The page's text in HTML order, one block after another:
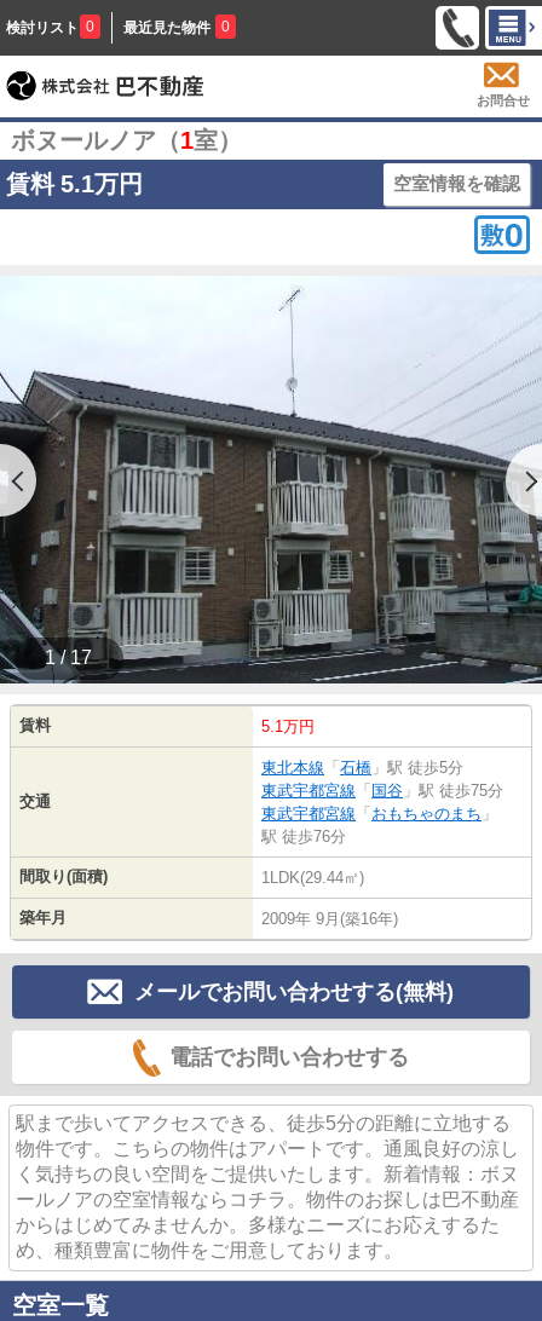
検討リスト 0 最近見た物件 0
お問合せ
ボヌールノア（1室）
賃料 5.1万円 空室情報を確認
1 / 17
賃料 5.1万円
交通
東北本線 「 石橋 」駅 徒歩5分
東武宇都宮線 「 国谷 」駅 徒歩75分
東武宇都宮線 「 おもちゃのまち 」
駅 徒歩76分
間取り(面積) 1LDK(29.44㎡)
築年月 2009年 9月(築16年)
メールでお問い合わせする(無料)
電話でお問い合わせする
駅まで歩いてアクセスできる、徒歩5分の距離に立地する
物件です。こちらの物件はアパートです。通風良好の涼し
く気持ちの良い空間をご提供いたします。新着情報：ボヌ
ールノアの空室情報ならコチラ。物件のお探しは巴不動産
からはじめてみませんか。多様なニーズにお応えするた
め、種類豊富に物件をご用意しております。
空室一覧